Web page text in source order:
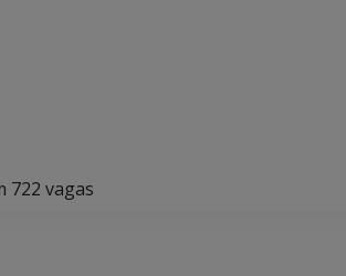
722 vagas